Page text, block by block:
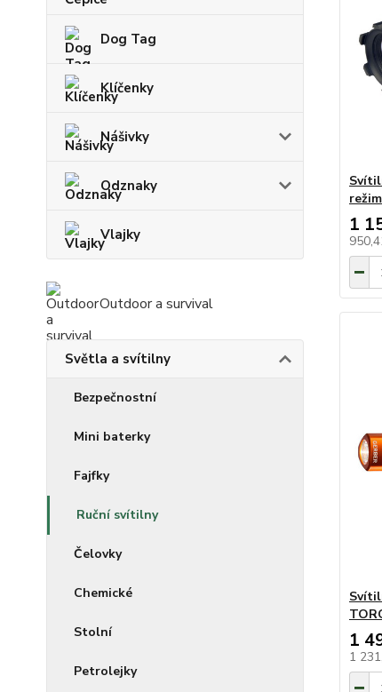
Dog Tag
Klíčenky
Nášivky
Odznaky
Vlajky
Outdoor a survival
Světla a svítilny
Bezpečnostní
Mini baterky
Fajfky
Ruční svítilny
Čelovky
Chemické
Stolní
Petrolejky
1
1
1